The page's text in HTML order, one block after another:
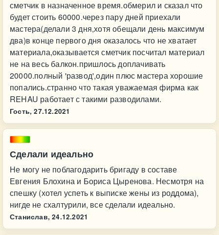
сметчик в назначенное время.обмерил и сказал что
будет стоить 60000.через пару дней приехали
мастера(делали 3 дня,хотя обещали день максимум
два)в конце первого дня оказалось что не хватает
материала,оказывается сметчик посчитал материал
не на весь балкон.пришлось доплачивать
20000.полный 'развод',один плюс мастера хорошие
попались.странно что такая уважаемая фирма как
REHAU работает с такими разводилами.
Гость, 27.12.2021
Сделали идеально
Не могу не поблагодарить бригаду в составе
Евгения Блохина и Бориса Цыренова. Несмотря на
спешку (хотел успеть к выписке жены из роддома),
нигде не схалтурили, все сделали идеально.
Станислав, 24.12.2021